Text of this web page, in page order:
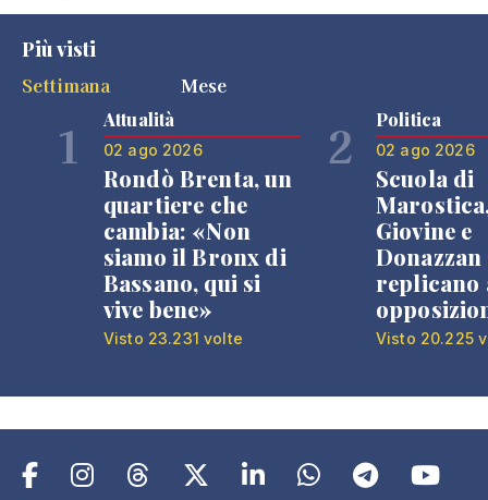
Più visti
Settimana
Mese
1 Attualità
02 ago 2026
Rondò Brenta, un
quartiere che
cambia: «Non
siamo il Bronx di
Bassano, qui si
vive bene»
Visto 23.231 volte
2 Politica
02 ago 2026
Scuola di
Giovine e
Donazzan
replicano
Visto 20.225